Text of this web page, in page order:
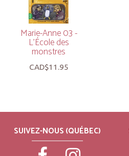
Marie-Anne 03 -
L’École des
monstres
CAD$11.95
SUIVEZ-NOUS (QUÉBEC)